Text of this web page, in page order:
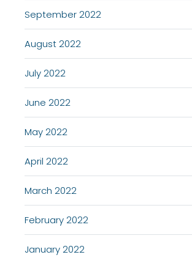
September 2022
August 2022
July 2022
June 2022
May 2022
April 2022
March 2022
February 2022
January 2022